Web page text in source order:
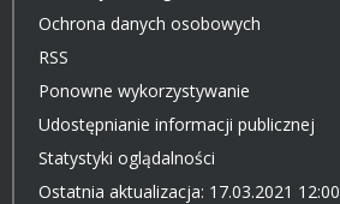
Ochrona danych osobowych
RSS
Ponowne wykorzystywanie
Udostępnianie informacji publicznej
Statystyki oglądalności
Ostatnia aktualizacja: 17.03.2021 12:00